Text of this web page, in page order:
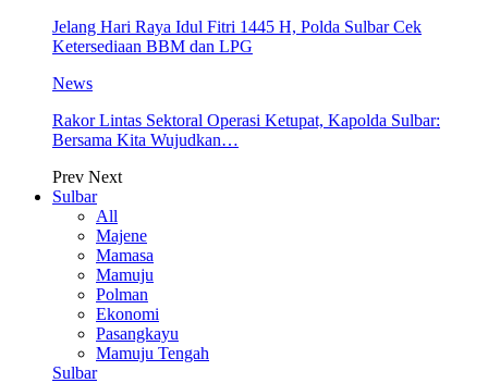
Jelang Hari Raya Idul Fitri 1445 H, Polda Sulbar Cek
Ketersediaan BBM dan LPG
News
Rakor Lintas Sektoral Operasi Ketupat, Kapolda Sulbar:
Bersama Kita Wujudkan…
Prev Next
Sulbar
All
Majene
Mamasa
Mamuju
Polman
Ekonomi
Pasangkayu
Mamuju Tengah
Sulbar